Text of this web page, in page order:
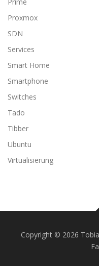
Proxmox
SDN
Services
Smart Home
Smartphone
Switches
Tado
Tibber
Ubuntu
Virtualisierung
Copyright © 2026